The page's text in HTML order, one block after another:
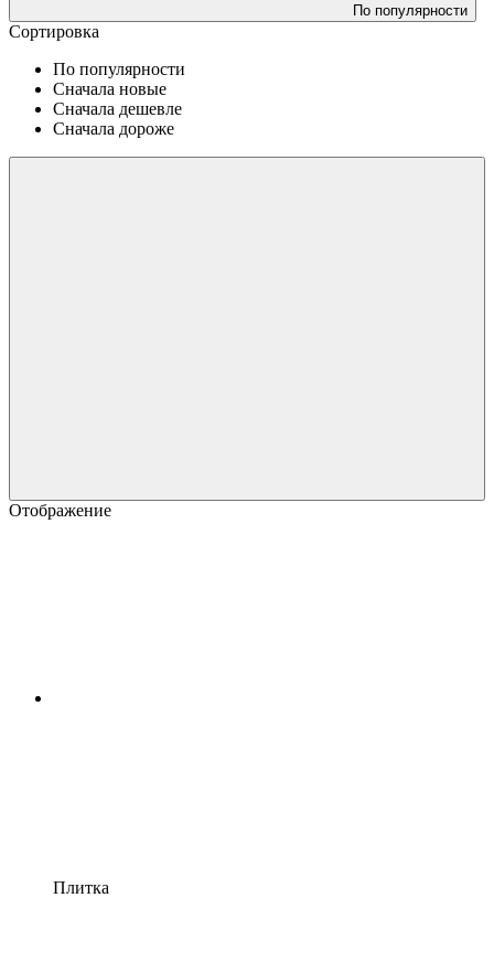
По популярности
Сортировка
По популярности
Сначала новые
Сначала дешевле
Сначала дороже
Отображение
Плитка